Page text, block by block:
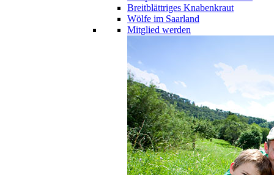
Breitblättriges Knabenkraut
Wölfe im Saarland
Mitglied werden